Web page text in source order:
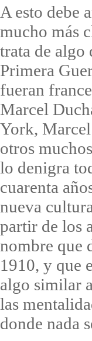
A esto debe
mucho más
trata de algo
Primera
fueran
Marcel
York, Marcel
otros
lo denigra
cuarenta
nueva
partir de los
nombre que
1910, y que
algo similar
las
donde nada